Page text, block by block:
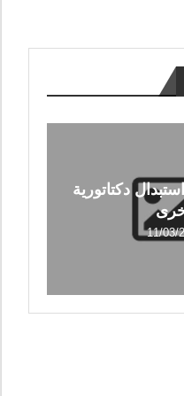
دكتاتورية
11/03/